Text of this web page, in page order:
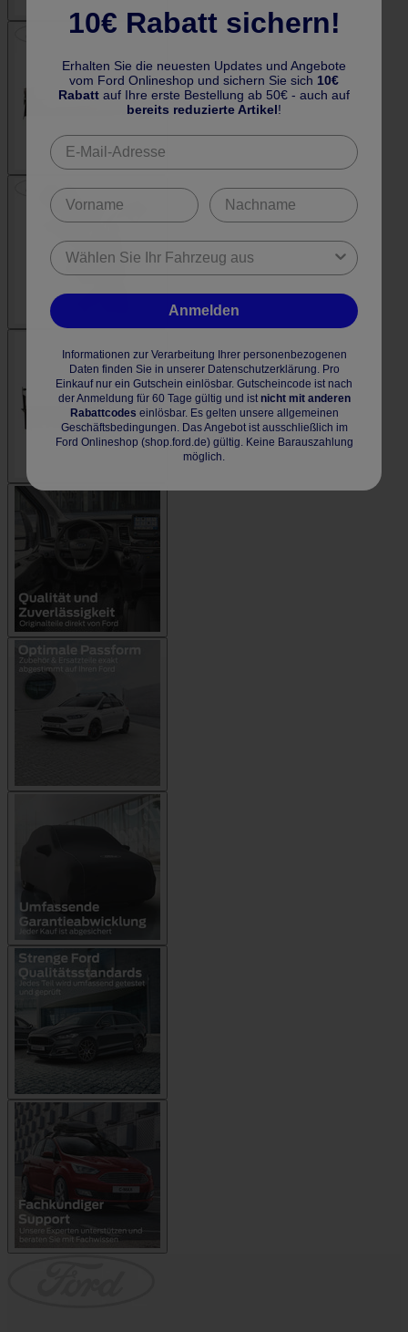
10€ Rabatt sichern!
Erhalten Sie die neuesten Updates und Angebote
vom Ford Onlineshop und sichern Sie sich 10€
Rabatt auf Ihre erste Bestellung ab 50€ - auch auf
bereits reduzierte Artikel!
Anmelden
Informationen zur Verarbeitung Ihrer personenbezogenen
Daten finden Sie in unserer Datenschutzerklärung. Pro
Einkauf nur ein Gutschein einlösbar. Gutscheincode ist nach
der Anmeldung für 60 Tage gültig und ist nicht mit anderen
Rabattcodes einlösbar. Es gelten unsere allgemeinen
Geschäftsbedingungen. Das Angebot ist ausschließlich im
Ford Onlineshop (shop.ford.de) gültig. Keine Barauszahlung
möglich.